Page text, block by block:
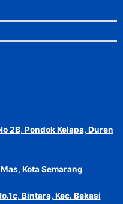
2B, Pondok Kelapa, Duren
Kota Semarang
Bintara, Kec. Bekasi